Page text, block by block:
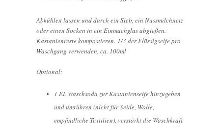
Abkühlen lassen und durch ein Sieb, ein Nussmilchnetz
oder einen Socken in ein Einmachglas abgießen.
Kastanienreste kompostieren. 1/3 der Flüssigseife pro
Waschgang verwenden, ca. 100ml
Optional:
1 EL Waschsoda zur Kastanienseife hinzugeben
und umrühren (nicht für Seide, Wolle,
empfindliche Textilien), verstärkt die Waschkraft